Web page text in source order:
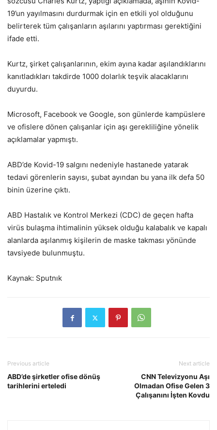
19’un yayılmasını durdurmak için en etkili yol olduğunu
belirterek tüm çalışanların aşılarını yaptırması gerektiğini
ifade etti.
Kurtz, şirket çalışanlarının, ekim ayına kadar aşılandıklarını
kanıtladıkları takdirde 1000 dolarlık teşvik alacaklarını
duyurdu.
Microsoft, Facebook ve Google, son günlerde kampüslere
ve ofislere dönen çalışanlar için aşı gerekliliğine yönelik
açıklamalar yapmıştı.
ABD’de Kovid-19 salgını nedeniyle hastanede yatarak
tedavi görenlerin sayısı, şubat ayından bu yana ilk defa 50
binin üzerine çıktı.
ABD Hastalık ve Kontrol Merkezi (CDC) de geçen hafta
virüs bulaşma ihtimalinin yüksek olduğu kalabalık ve kapalı
alanlarda aşılanmış kişilerin de maske takması yönünde
tavsiyede bulunmuştu.
Kaynak: Sputnık
Previous article
ABD’de şirketler ofise dönüş
tarihlerini erteledi
Next article
CNN Televizyonu Aşı
Olmadan Ofise Gelen 3
Çalışanını İşten Kovdu